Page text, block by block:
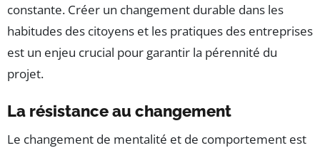
constante. Créer un changement durable dans les
habitudes des citoyens et les pratiques des entreprises
est un enjeu crucial pour garantir la pérennité du
projet.
La résistance au changement
Le changement de mentalité et de comportement est